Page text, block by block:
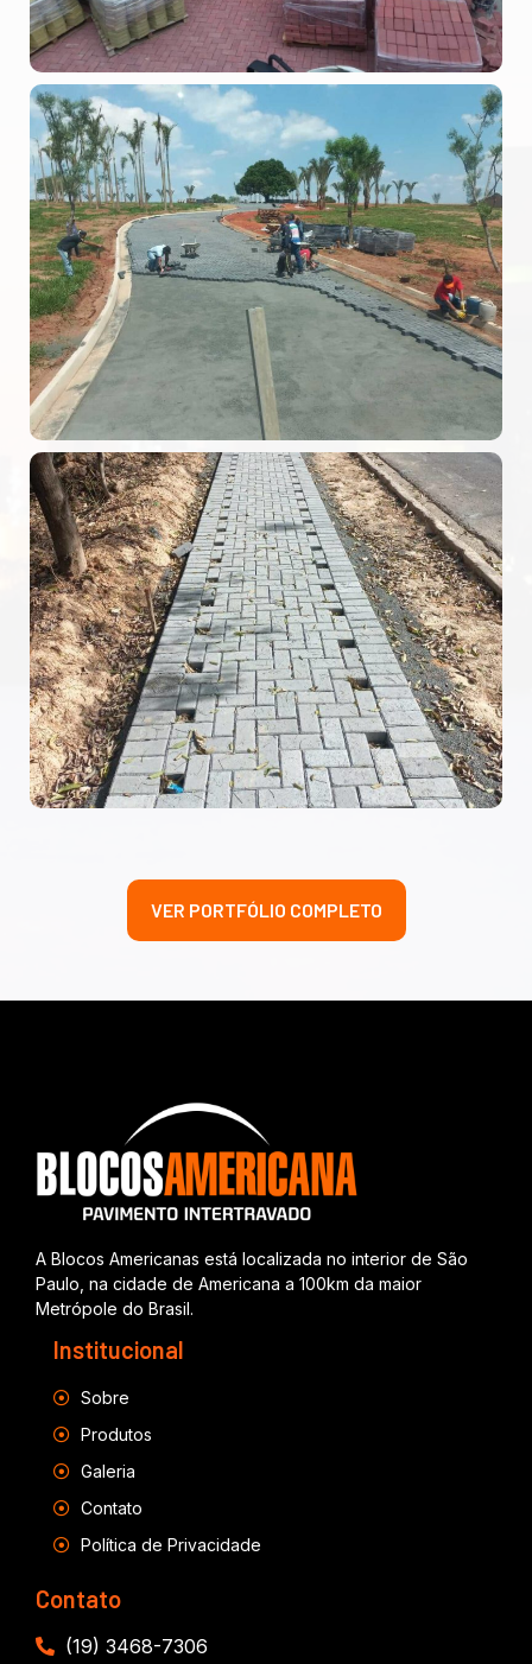
VER PORTFÓLIO COMPLETO
A Blocos Americanas está localizada no interior de São
Paulo, na cidade de Americana a 100km da maior
Metrópole do Brasil.
Institucional
Sobre
Produtos
Galeria
Contato
Política de Privacidade
Contato
(19) 3468-7306